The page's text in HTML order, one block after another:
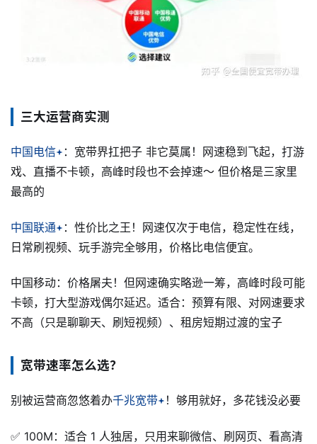
三大运营商实测
中国电信
：宽带界扛把子 非它莫属！网速稳到飞起，打游
戏、直播不卡顿，高峰时段也不会掉速～ 但价格是三家里
最高的
中国联通
：性价比之王！网速仅次于电信，稳定性在线，
日常刷视频、玩手游完全够用，价格比电信便宜。
中国移动：价格屠夫！但网速确实略逊一筹，高峰时段可能
卡顿，打大型游戏偶尔延迟。适合：预算有限、对网速要求
不高（只是聊聊天、刷短视频）、租房短期过渡的宝子
宽带速率怎么选？
别被运营商忽悠着办千兆宽带 ！够用就好，多花钱没必要
✅ 100M：适合 1 人独居，只用来聊微信、刷网页、看高清